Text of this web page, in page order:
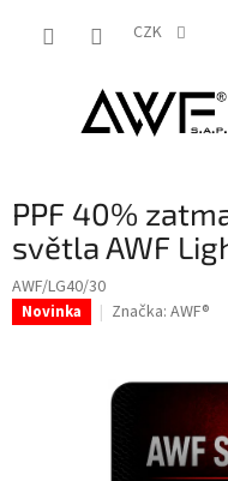
CZK
PPF 40%
světla AWF
AWF/LG40/30
Novinka Značka: AWF®